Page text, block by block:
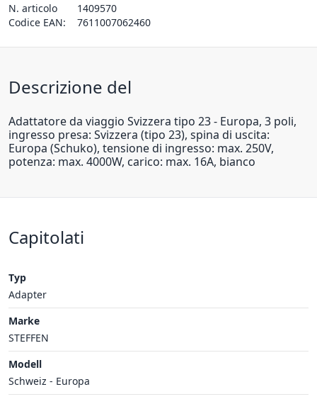
N. articolo
1409570
Codice EAN:
7611007062460
Descrizione del
Adattatore da viaggio Svizzera tipo 23 - Europa, 3 poli,
ingresso presa: Svizzera (tipo 23), spina di uscita:
Europa (Schuko), tensione di ingresso: max. 250V,
potenza: max. 4000W, carico: max. 16A, bianco
Capitolati
Typ
Adapter
Marke
STEFFEN
Modell
Schweiz - Europa